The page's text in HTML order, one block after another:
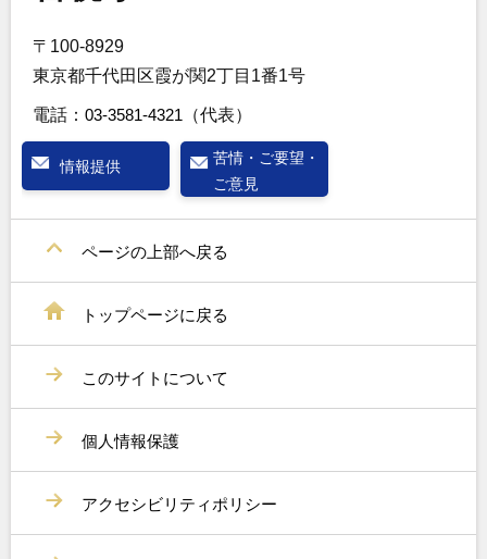
〒100-8929
東京都千代田区霞が関2丁目1番1号
電話： 03-3581-4321 （代表）
情報提供
苦情・ご要望・
ご意見
ページの上部へ戻る
トップページに戻る
このサイトについて
個人情報保護
アクセシビリティポリシー